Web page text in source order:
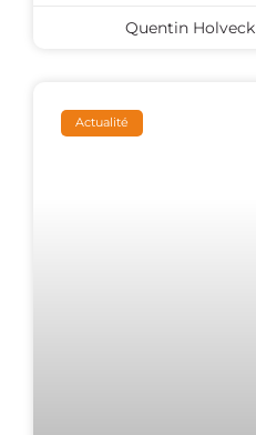
Quentin Holveck
Actualité